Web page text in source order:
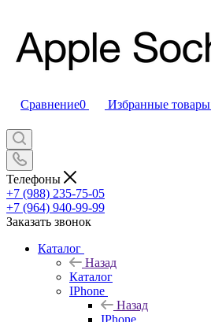
Сравнение0 Избранные товары
Телефоны
+7 (988) 235-75-05
+7 (964) 940-99-99
Заказать звонок
Каталог
Назад
Каталог
IPhone
Назад
IPhone